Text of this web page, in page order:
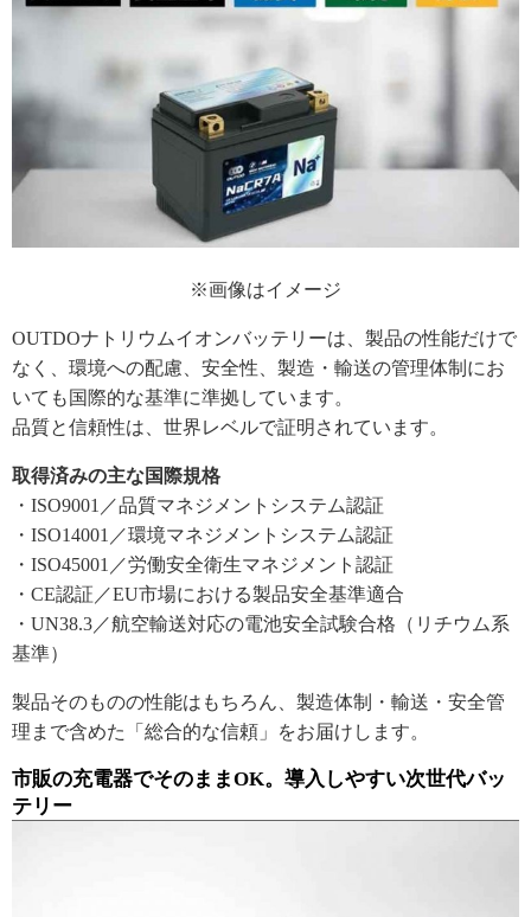
※画像はイメージ
OUTDOナトリウムイオンバッテリーは、製品の性能だけで
なく、環境への配慮、安全性、製造・輸送の管理体制にお
いても国際的な基準に準拠しています。
品質と信頼性は、世界レベルで証明されています。
取得済みの主な国際規格
・ISO9001／品質マネジメントシステム認証
・ISO14001／環境マネジメントシステム認証
・ISO45001／労働安全衛生マネジメント認証
・CE認証／EU市場における製品安全基準適合
・UN38.3／航空輸送対応の電池安全試験合格（リチウム系
基準）
製品そのものの性能はもちろん、製造体制・輸送・安全管
理まで含めた「総合的な信頼」をお届けします。
市販の充電器でそのままOK。導入しやすい次世代バッ
テリー